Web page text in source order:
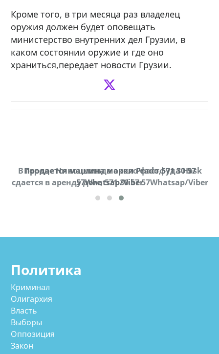
Кроме того, в три месяца раз владелец
оружия должен будет оповещать
министерство внутренних дел Грузии, в
каком состоянии оружие и где оно
храниться,передает новости Грузии.
В городе Ниноцминда около фастфуда Hask
cдается в аренду дом, 571 30 57 57Whatsap/Viber
Продается машина марки Prado,571 30 57
57Whatsap/Viber
Политика
Криминал
Олигархия
Власть
Выборы
Оппозиция
Закон